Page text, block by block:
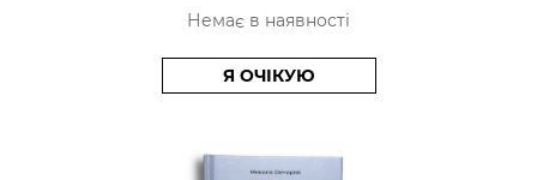
Немає в наявності
Я ОЧІКУЮ